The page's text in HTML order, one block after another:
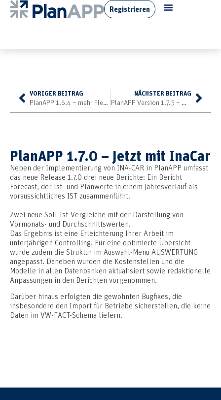
Registrieren
VORIGER BEITRAG
PlanAPP 1.6.4 – mehr Flexibilität
NÄCHSTER BEITRAG
PlanAPP Version 1.7.5 – mehr Transparenz in der Kostenverteilung
PlanAPP 1.7.0 – Jetzt mit InaCar
Neben der Implementierung von INA-CAR in PlanAPP umfasst
das neue Release 1.7.0 drei neue Berichte: Ein Bericht
Forecast, der Ist- und Planwerte in einem Jahresverlauf als
voraussichtliches IST zusammenführt.
Zwei neue Soll-Ist-Vergleiche mit der Darstellung von
Vormonats- und Durchschnittswerten.
Das Ergebnis ist eine Erleichterung Ihrer Arbeit im
unterjährigen Controlling. Für eine optimierte Übersicht
wurde zudem die Struktur im Auswahl-Menu AUSWERTUNG
angepasst. Daneben wurden die Kostenstellen und die
Modelle in allen Datenbanken aktualisiert sowie redaktionelle
Anpassungen in den Berichten vorgenommen.
Darüber hinaus erfolgten die gewohnten Bugfixes, die
insbesondere den Import für Betriebe sicherstellen, die keine
Daten im VW-FACT-Schema liefern.